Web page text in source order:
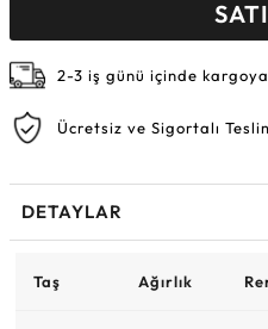
2-3 iş günü içinde
Ücretsiz ve Sigortalı
DETAYLAR
Taş Ağırlık